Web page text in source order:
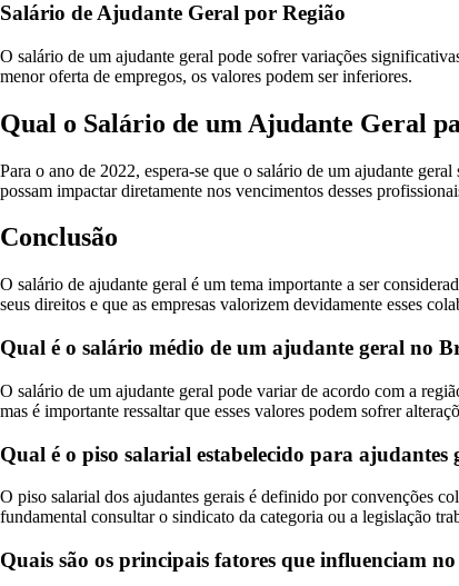
Salário de Ajudante Geral por Região
O salário de um ajudante geral pode sofrer variações
menor oferta de empregos, os valores podem ser inferiores.
Qual o Salário de um Ajudante Geral
Para o ano de 2022, espera-se que o salário de um ajudante
possam impactar diretamente nos vencimentos desses
Conclusão
O salário de ajudante geral é um tema importante a ser
seus direitos e que as empresas valorizem devidamente esses
Qual é o salário médio de um ajudante geral no
O salário de um ajudante geral pode variar de acordo com a
mas é importante ressaltar que esses valores podem sofrer
Qual é o piso salarial estabelecido para ajudantes
O piso salarial dos ajudantes gerais é definido por convenções
fundamental consultar o sindicato da categoria ou a legislação
Quais são os principais fatores que influenciam